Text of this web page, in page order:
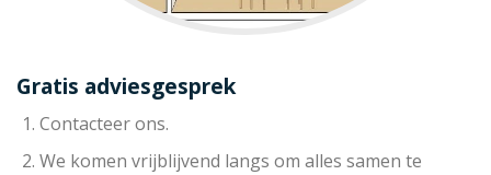
Gratis adviesgesprek
Contacteer ons.
We komen vrijblijvend langs om alles samen te